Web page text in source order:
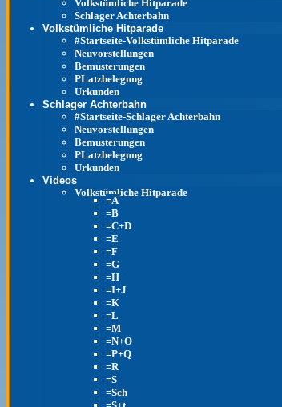
Volkstümliche Hitparade
Schlager Achterbahn
Volkstümliche Hitparade
#Startseite-Volkstümliche Hitparade
Neuvorstellungen
Bemusterungen
PLatzbelegung
Urkunden
Schlager Achterbahn
#Startseite-Schlager Achterbahn
Neuvorstellungen
Bemusterungen
PLatzbelegung
Urkunden
Videos
Volkstümliche Hitparade
=A
=B
=C+D
=E
=F
=G
=H
=I+J
=K
=L
=M
=N+O
=P+Q
=R
=S
=Sch